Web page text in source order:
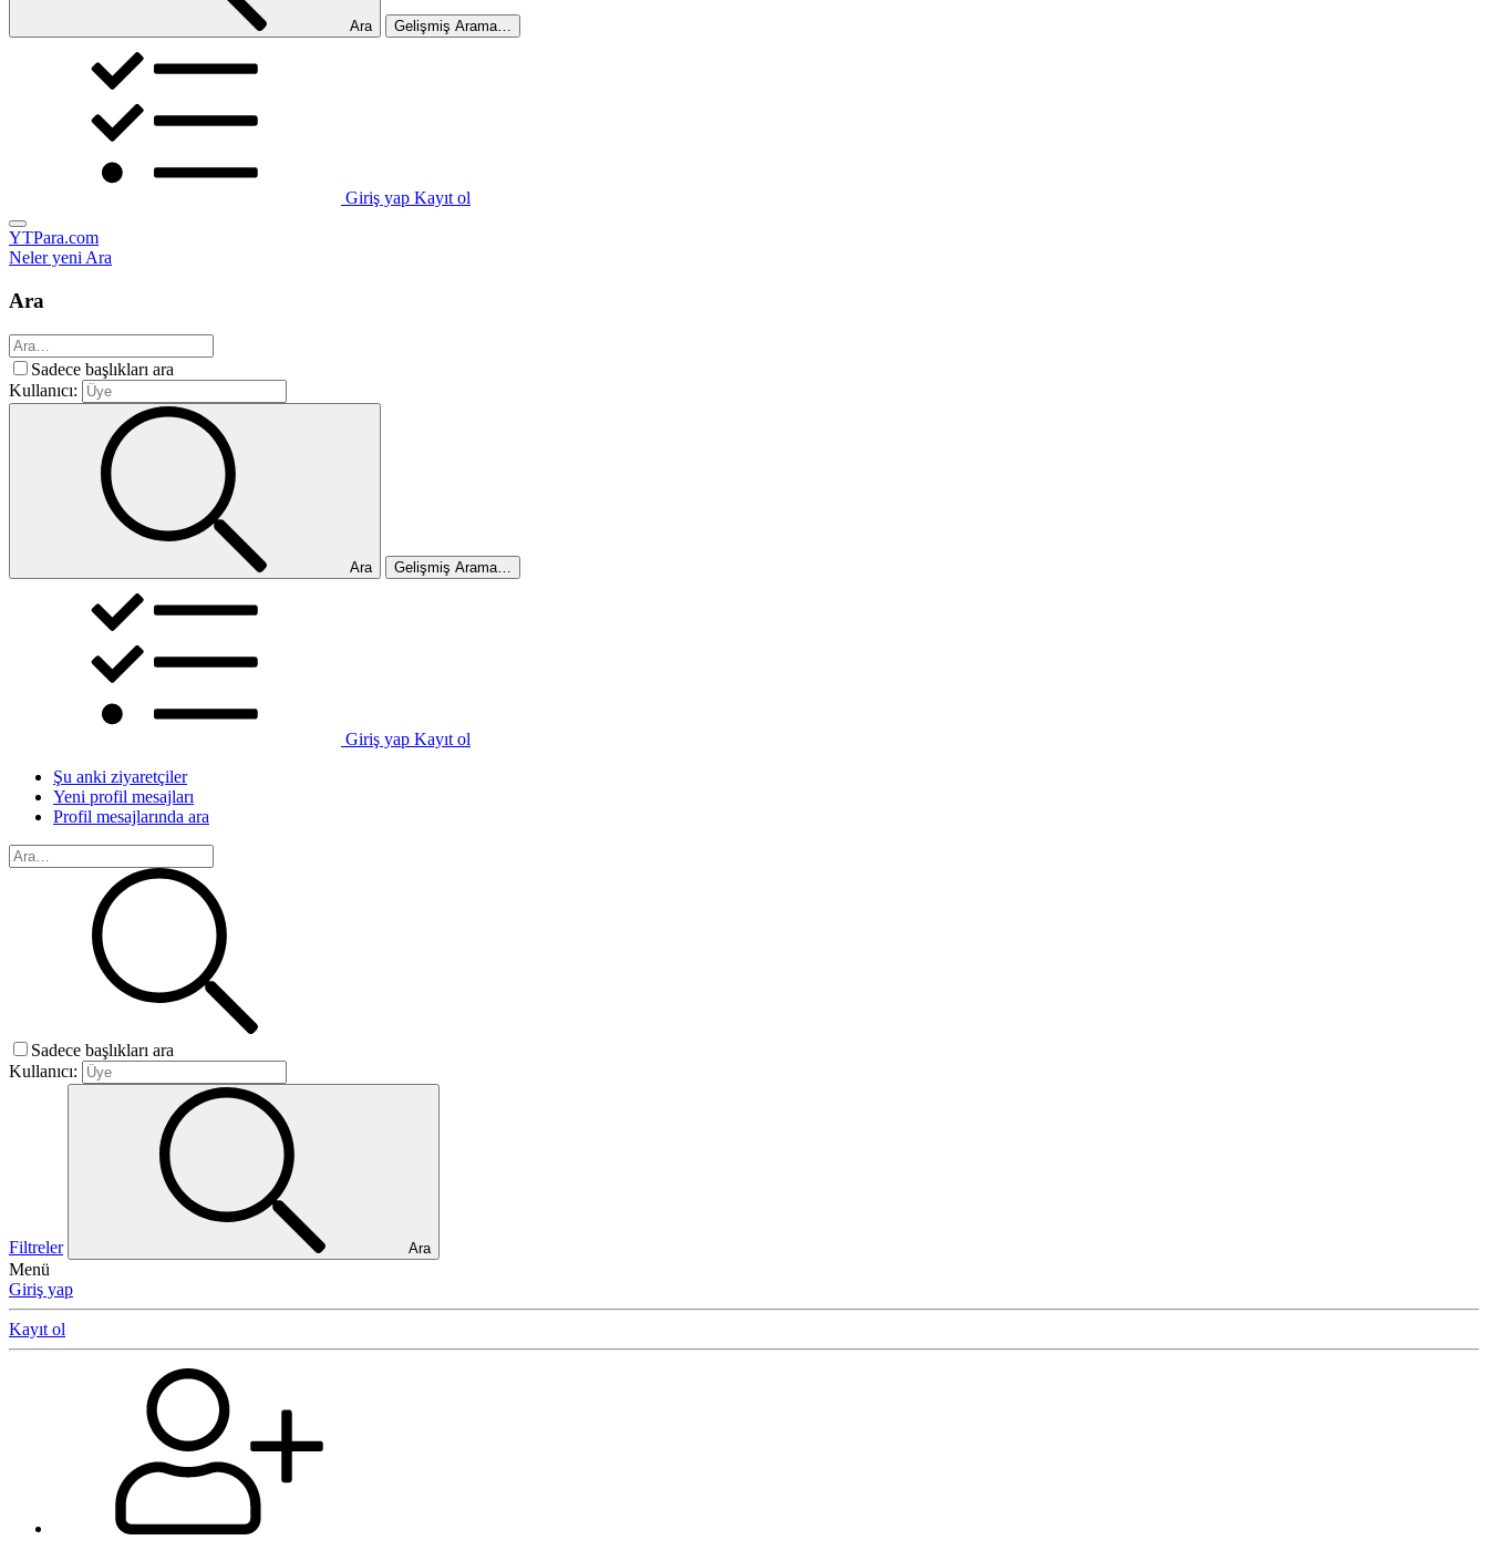
Ara Gelişmiş Arama…
Giriş yap Kayıt ol
YTPara.com
Neler yeniAra
Ara
Sadece başlıkları ara
Kullanıcı:
Ara Gelişmiş Arama…
Giriş yap Kayıt ol
Şu anki ziyaretçiler
Yeni profil mesajları
Profil mesajlarında ara
Sadece başlıkları ara
Kullanıcı:
Filtreler Ara
Menü
Giriş yap
Kayıt ol